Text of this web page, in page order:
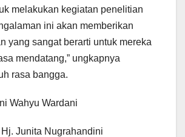
melakukan kegiatan penelitian
ini akan memberikan
yang sangat berarti untuk mereka
mendatang,” ungkapnya
rasa bangga.
Wahyu Wardani
Junita Nugrahandini